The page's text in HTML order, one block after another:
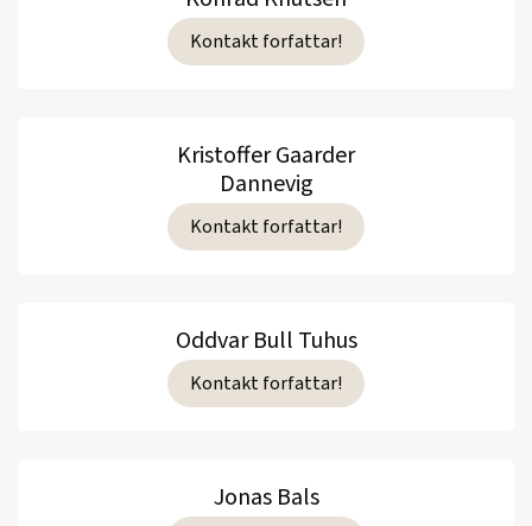
Kontakt forfattar!
Kristoffer Gaarder
Dannevig
Kontakt forfattar!
Oddvar Bull Tuhus
Kontakt forfattar!
Jonas Bals